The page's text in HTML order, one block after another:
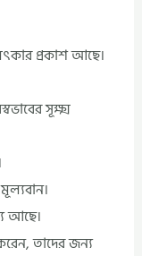
প্রকাশ আছে।
সূক্ষ্ম
আছে।
তাদের জন্য